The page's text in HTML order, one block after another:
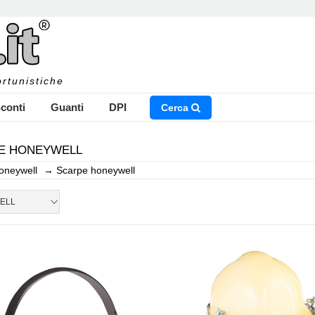
Guanti DPI Cerca
IL NOME DEL PRODOTTO CHE STAI
HONEYWELL
→ Scarpe honeywell